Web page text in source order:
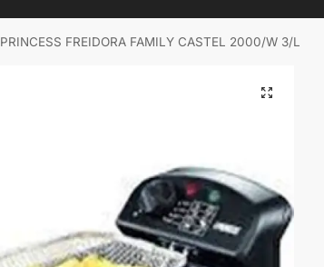
PRINCESS FREIDORA FAMILY CASTEL 2000/W 3/L